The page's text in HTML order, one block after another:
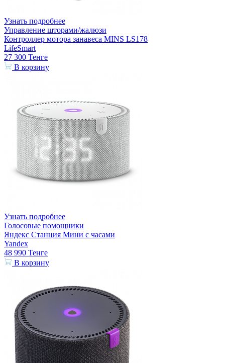
Узнать подробнее
Управление шторами/жалюзи
Контроллер мотора занавеса MINS LS178
LifeSmart
27 300 Тенге
В корзину
Узнать подробнее
Голосовые помощники
Яндекс Станция Мини с часами
Yandex
48 990 Тенге
В корзину